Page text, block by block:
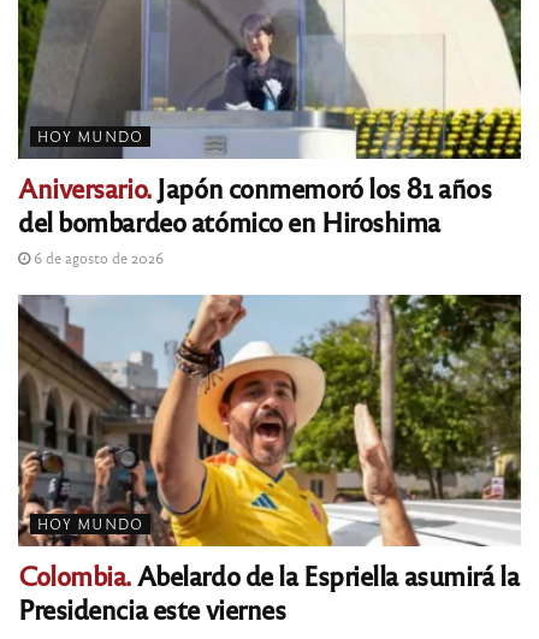
HOY MUNDO
Aniversario.Japón conmemoró los 81 años
del bombardeo atómico en Hiroshima
6 de agosto de 2026
HOY MUNDO
Colombia.Abelardo de la Espriella asumirá la
Presidencia este viernes